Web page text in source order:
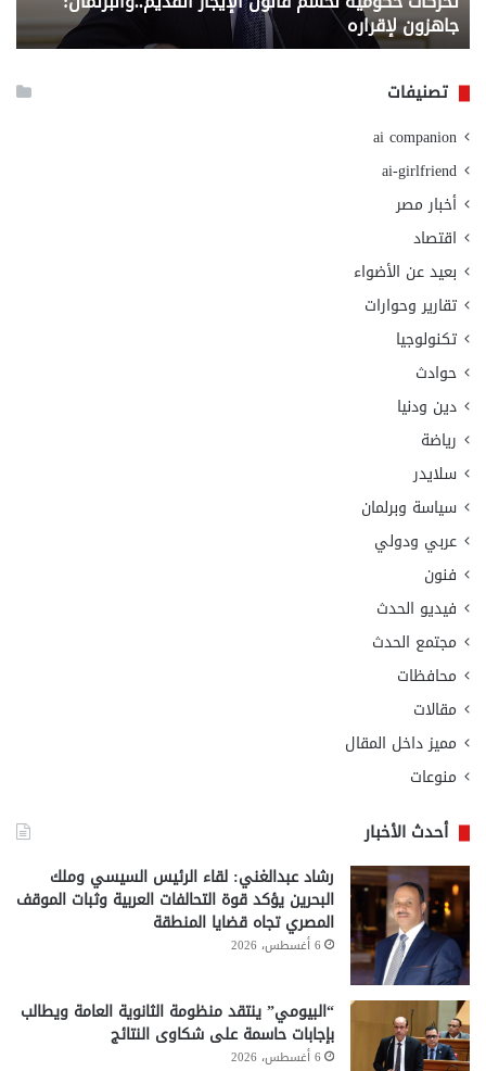
جاهزون لإقراره
تصنيفات
ai companion
ai-girlfriend
أخبار مصر
اقتصاد
بعيد عن الأضواء
تقارير وحوارات
تكنولوجيا
حوادث
دين ودنيا
رياضة
سلايدر
سياسة وبرلمان
عربي ودولي
فنون
فيديو الحدث
مجتمع الحدث
محافظات
مقالات
مميز داخل المقال
منوعات
أحدث الأخبار
رشاد عبدالغني: لقاء الرئيس السيسي وملك
البحرين يؤكد قوة التحالفات العربية وثبات الموقف
المصري تجاه قضايا المنطقة
6 أغسطس، 2026
“البيومي” ينتقد منظومة الثانوية العامة ويطالب
بإجابات حاسمة على شكاوى النتائج
6 أغسطس، 2026